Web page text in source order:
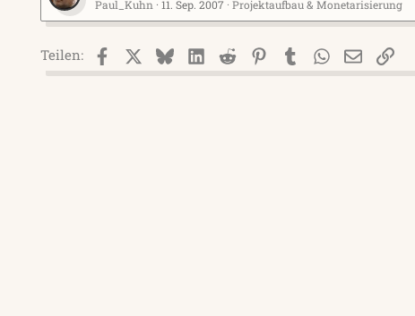
Paul_Kuhn 11. Sep. 2007 Projektaufbau & Monetarisierung
Teilen: FacebookX (Twitter)
BlueskyLinkedIn
Reddit PinterestTumblrWhatsApp
E-MailLink